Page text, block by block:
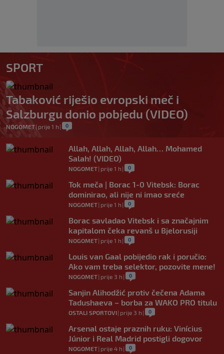
SPORT
Tabaković riješio evropski meč i
Salzburgu donio pobjedu (VIDEO)
NOGOMET| prije 1 h | 0
Allah, Allah, Allah, Allah… Mohamed
Salah! (VIDEO)
NOGOMET| prije 1 h | 0
Tok meča | Borac 1-0 Vitebsk: Borac
dominirao, ali nije ni imao sreće
NOGOMET| prije 1 h | 0
Borac savladao Vitebsk i sa značajnim
kapitalom čeka revanš u Bjelorusiji
NOGOMET| prije 1 h | 0
Louis van Gaal pobijedio rak i poručio:
Ako vam treba selektor, pozovite mene!
NOGOMET| prije 3 h | 0
Sanjin Alihodžić protiv čečena Adama
Tadushaeva – borba za WAKO PRO titulu
OSTALI SPORTOVI| prije 3 h | 0
Arsenal ostaje praznih ruku: Vinícius
Júnior i Real Madrid postigli dogovor
NOGOMET| prije 4 h | 0